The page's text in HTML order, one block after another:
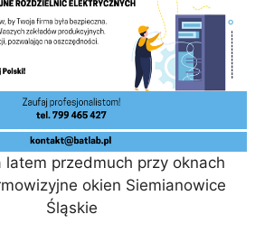
latem przedmuch przy oknach
okien Siemianowice
Śląskie